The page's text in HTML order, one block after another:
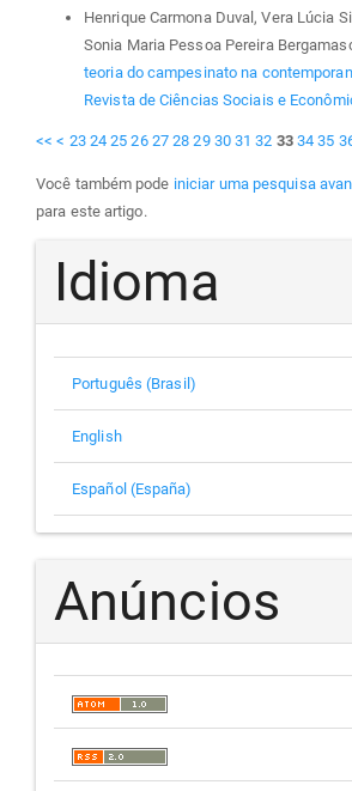
Henrique Carmona Duval, Vera Lúcia
Sonia Maria Pessoa Pereira
teoria do campesinato na
Revista de Ciências Sociais e
<< < 23 24 25 26 27 28 29 30 31 32 33 34 35
Você também pode iniciar uma pesquisa
para este artigo.
Idioma
Português (Brasil)
English
Español (España)
Anúncios